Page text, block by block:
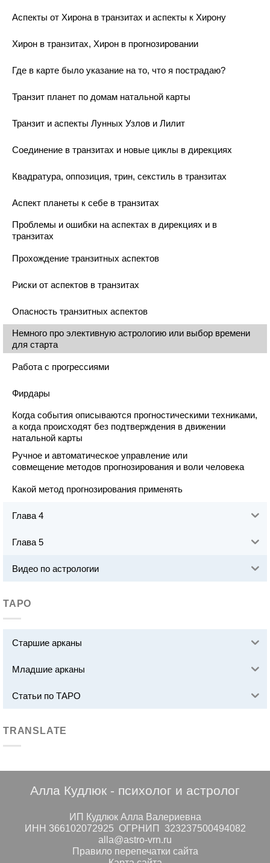
Аспекты от Хирона в транзитах и аспекты к Хирону
Хирон в транзитах, Хирон в прогнозировании
Где в карте было указание на то, что я пострадаю?
Транзит планет по домам натальной карты
Транзит и аспекты Лунных Узлов и Лилит
Соединение в транзитах и новые циклы в дирекциях
Квадратура, оппозиция, трин, секстиль в транзитах
Аспект планеты к себе в транзитах
Проблемы и ошибки на аспектах в дирекциях и в
транзитах
Прохождение транзитных аспектов
Риски от аспектов в транзитах
Опасность транзитных аспектов
Немного про элективную астрологию или выбор времени
для старта
Работа с прогрессиями
Фирдары
Когда события описываются прогностическими техниками,
а когда происходят без подтверждения в движении
натальной карты
Ручное и автоматическое управление или
совмещение методов прогнозирования и воли человека
Какой метод прогнозирования применять
Глава 4
Глава 5
Видео по астрологии
ТАРО
Старшие арканы
Младшие арканы
Статьи по ТАРО
TRANSLATE
Алла Кудлюк - психолог и астролог
ИП Кудлюк Алла Валериевна
ИНН 366102072925 ОГРНИП 323237500494082
alla@astro-vrn.ru
Правило перепечатки сайта